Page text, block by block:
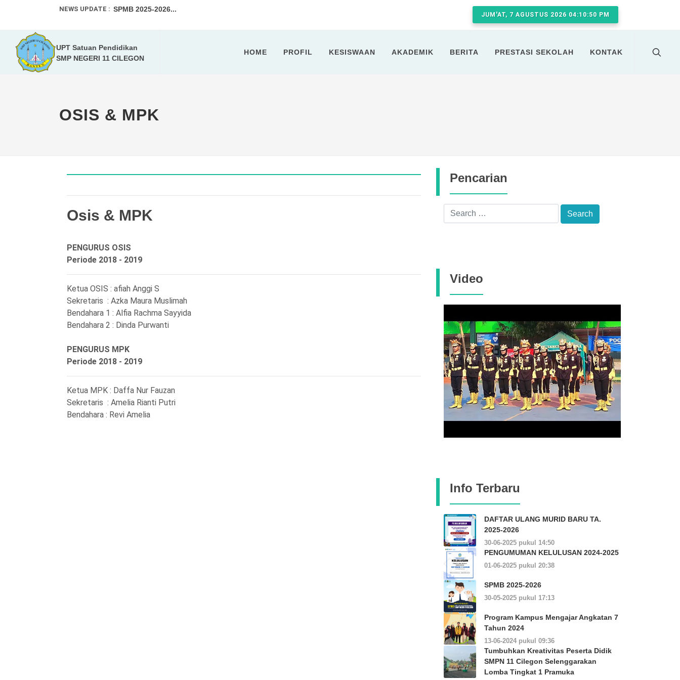
NEWS UPDATE : SPMB 2025-2026...
Tumbuhkan Kreativitas Peserta Didik SMPN 11 Cilegon Selengga...
Selamat Menunaikan Ibadah Puasa Ramadhan 1443 H...
DAFTAR ULANG MURID BARU TA. 2025-2026...
PENGUMUMAN KELULUSAN 2024-2025...
JUM'AT, 7 AGUSTUS 2026 04:10:50 PM
UPT Satuan Pendidikan
SMP NEGERI 11 CILEGON
HOME PROFIL KESISWAAN AKADEMIK BERITA PRESTASI SEKOLAH KONTAK
OSIS & MPK
Osis & MPK
PENGURUS OSIS
Periode 2018 - 2019
Ketua OSIS : afiah Anggi S
Sekretaris : Azka Maura Muslimah
Bendahara 1 : Alfia Rachma Sayyida
Bendahara 2 : Dinda Purwanti
PENGURUS MPK
Periode 2018 - 2019
Ketua MPK : Daffa Nur Fauzan
Sekretaris : Amelia Rianti Putri
Bendahara : Revi Amelia
Pencarian
Video
Info Terbaru
DAFTAR ULANG MURID BARU TA.
2025-2026
30-06-2025 pukul 14:50
PENGUMUMAN KELULUSAN 2024-2025
01-06-2025 pukul 20:38
SPMB 2025-2026
30-05-2025 pukul 17:13
Program Kampus Mengajar Angkatan 7
Tahun 2024
13-06-2024 pukul 09:36
Tumbuhkan Kreativitas Peserta Didik
SMPN 11 Cilegon Selenggarakan
Lomba Tingkat 1 Pramuka